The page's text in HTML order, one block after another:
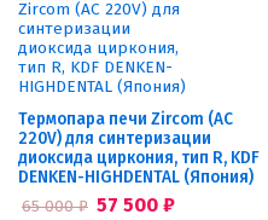
Термопара печи Zircom (AC
220V) для синтеризации
диоксида циркония, тип R, KDF
DENKEN-HIGHDENTAL (Япония)
65 000₽ 57 500 ₽